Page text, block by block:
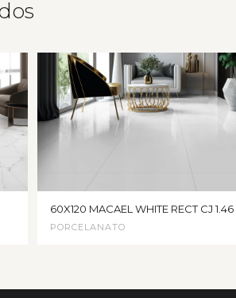
60X120 MACAEL WHITE RECT CJ
PORCELANATO